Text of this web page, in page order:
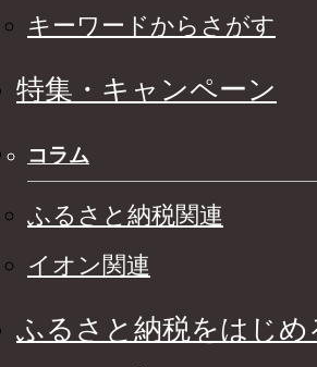
キーワードからさがす
特集・キャンペーン
コラム
ふるさと納税関連
イオン関連
ふるさと納税をはじめ